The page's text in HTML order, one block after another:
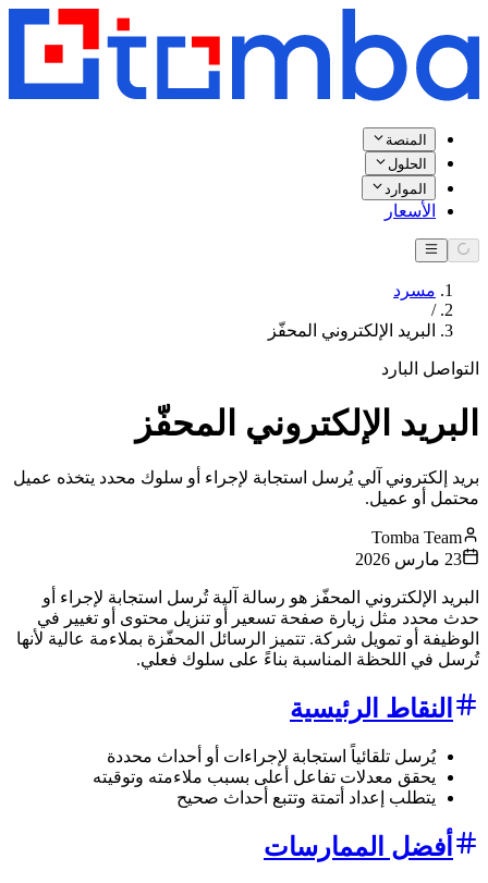
المنصة
الحلول
الموارد
الأسعار
مسرد
/
البريد الإلكتروني المحفّز
التواصل البارد
البريد الإلكتروني المحفّز
بريد إلكتروني آلي يُرسل استجابة لإجراء أو سلوك محدد يتخذه عميل
محتمل أو عميل.
Tomba Team
23 مارس 2026
البريد الإلكتروني المحفّز هو رسالة آلية تُرسل استجابة لإجراء أو
حدث محدد مثل زيارة صفحة تسعير أو تنزيل محتوى أو تغيير في
الوظيفة أو تمويل شركة. تتميز الرسائل المحفّزة بملاءمة عالية لأنها
تُرسل في اللحظة المناسبة بناءً على سلوك فعلي.
النقاط الرئيسية
يُرسل تلقائياً استجابة لإجراءات أو أحداث محددة
يحقق معدلات تفاعل أعلى بسبب ملاءمته وتوقيته
يتطلب إعداد أتمتة وتتبع أحداث صحيح
أفضل الممارسات